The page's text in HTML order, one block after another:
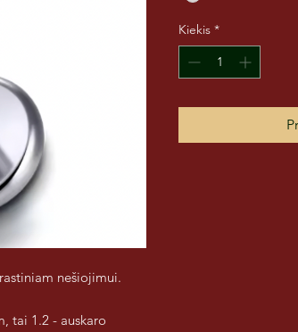
nešiojimui.
tai 1.2 - auskaro
Kiekis *